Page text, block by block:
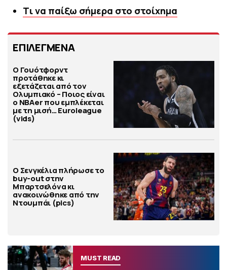
Tι να παίξω σήμερα στο στοίχημα
ΕΠΙΛΕΓΜΕΝΑ
Ο Γουότφορντ
προτάθηκε κι
εξετάζεται από τον
Ολυμπιακό – Ποιος είναι
ο ΝΒΑer που εμπλέκεται
με τη μισή… Euroleague
(vids)
Ο Σενγκέλια πλήρωσε το
buy-out στην
Μπαρτσελόνα κι
ανακοινώθηκε από την
Ντουμπάι (pics)
MUST READ